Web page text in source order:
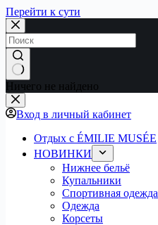
Перейти к сути
Ничего не найдено
Вход в личный кабинет
Отдых с ÉMILIE MUSÉE
НОВИНКИ
Нижнее бельё
Купальники
Спортивная одежда
Одежда
Корсеты